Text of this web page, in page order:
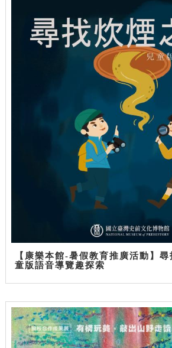
【康樂本館-暑假教育推廣活動】
童版語音導覽趣探索